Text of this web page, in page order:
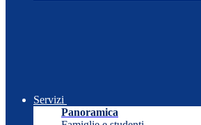
Servizi
Panoramica